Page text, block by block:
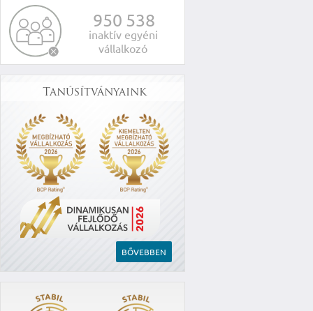
950 538
inaktív egyéni
vállalkozó
Tanúsítványaink
BŐVEBBEN